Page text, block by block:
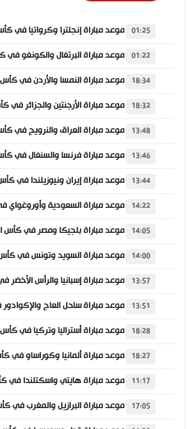
01:25
01:22
18:34
18:32
13:48
13:46
13:44
14:22
14:05
14:00
13:57
13:51
18:28
18:27
11:17
17:05